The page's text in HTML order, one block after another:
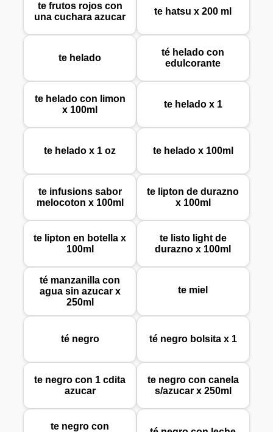
te frutos rojos con
una cuchara azucar
te hatsu x 200 ml
te helado
té helado con
edulcorante
te helado con limon
x 100ml
te helado x 1
te helado x 1 oz te helado x 100ml
te infusions sabor
melocoton x 100ml
te lipton de durazno
x 100ml
te lipton en botella x
100ml
te listo light de
durazno x 100ml
té manzanilla con
agua sin azucar x
250ml
te miel
té negro té negro bolsita x 1
te negro con 1 cdita
azucar
te negro con canela
s/azucar x 250ml
te negro con